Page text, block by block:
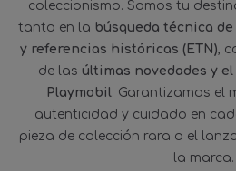
coleccionismo. Somos tu
tanto en la búsqueda técnica
y referencias históricas (ETN),
de las últimas novedades y
Playmobil. Garantizamos el
autenticidad y cuidado en
pieza de colección rara o el
la marca.